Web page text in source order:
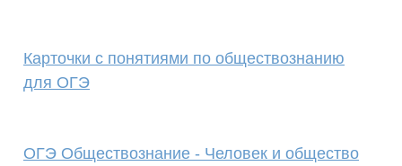
Карточки с понятиями по обществознанию
для ОГЭ
ОГЭ Обществознание - Человек и общество